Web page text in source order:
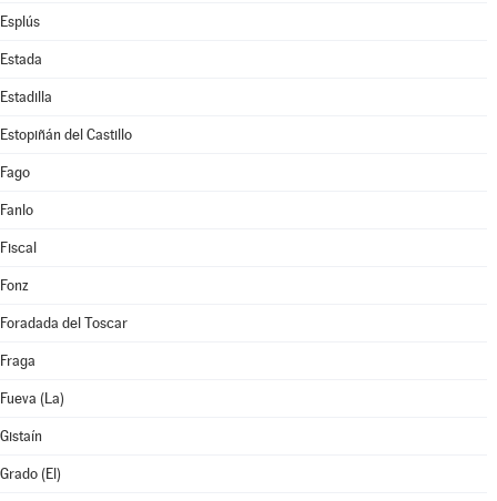
Esplús
Estada
Estadilla
Estopiñán del Castillo
Fago
Fanlo
Fiscal
Fonz
Foradada del Toscar
Fraga
Fueva (La)
Gistaín
Grado (El)